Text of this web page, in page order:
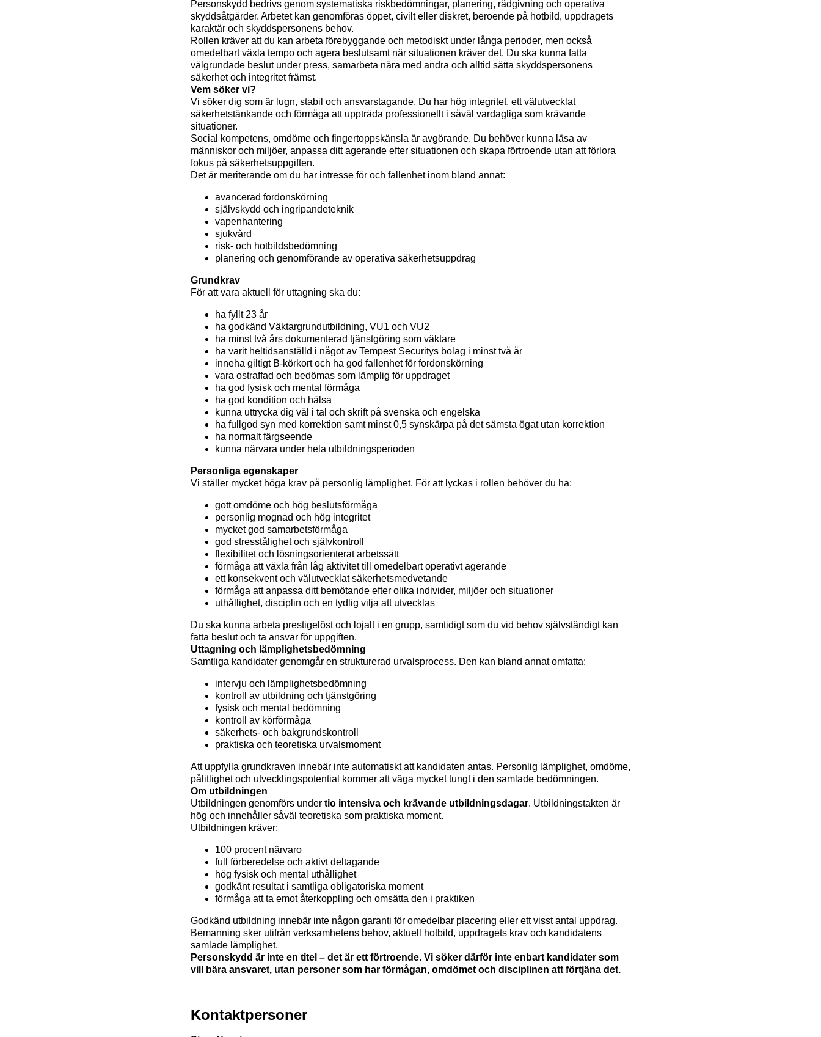
Personskydd bedrivs genom systematiska riskbedömningar, planering, rådgivning och operativa
skyddsåtgärder. Arbetet kan genomföras öppet, civilt eller diskret, beroende på hotbild, uppdragets
karaktär och skyddspersonens behov.
Rollen kräver att du kan arbeta förebyggande och metodiskt under långa perioder, men också
omedelbart växla tempo och agera beslutsamt när situationen kräver det. Du ska kunna fatta
välgrundade beslut under press, samarbeta nära med andra och alltid sätta skyddspersonens
säkerhet och integritet främst.
Vem söker vi?
Vi söker dig som är lugn, stabil och ansvarstagande. Du har hög integritet, ett välutvecklat
säkerhetstänkande och förmåga att uppträda professionellt i såväl vardagliga som krävande
situationer.
Social kompetens, omdöme och fingertoppskänsla är avgörande. Du behöver kunna läsa av
människor och miljöer, anpassa ditt agerande efter situationen och skapa förtroende utan att förlora
fokus på säkerhetsuppgiften.
Det är meriterande om du har intresse för och fallenhet inom bland annat:
avancerad fordonskörning
självskydd och ingripandeteknik
vapenhantering
sjukvård
risk- och hotbildsbedömning
planering och genomförande av operativa säkerhetsuppdrag
Grundkrav
För att vara aktuell för uttagning ska du:
ha fyllt 23 år
ha godkänd Väktargrundutbildning, VU1 och VU2
ha minst två års dokumenterad tjänstgöring som väktare
ha varit heltidsanställd i något av Tempest Securitys bolag i minst två år
inneha giltigt B-körkort och ha god fallenhet för fordonskörning
vara ostraffad och bedömas som lämplig för uppdraget
ha god fysisk och mental förmåga
ha god kondition och hälsa
kunna uttrycka dig väl i tal och skrift på svenska och engelska
ha fullgod syn med korrektion samt minst 0,5 synskärpa på det sämsta ögat utan korrektion
ha normalt färgseende
kunna närvara under hela utbildningsperioden
Personliga egenskaper
Vi ställer mycket höga krav på personlig lämplighet. För att lyckas i rollen behöver du ha:
gott omdöme och hög beslutsförmåga
personlig mognad och hög integritet
mycket god samarbetsförmåga
god stresstålighet och självkontroll
flexibilitet och lösningsorienterat arbetssätt
förmåga att växla från låg aktivitet till omedelbart operativt agerande
ett konsekvent och välutvecklat säkerhetsmedvetande
förmåga att anpassa ditt bemötande efter olika individer, miljöer och situationer
uthållighet, disciplin och en tydlig vilja att utvecklas
Du ska kunna arbeta prestigelöst och lojalt i en grupp, samtidigt som du vid behov självständigt kan
fatta beslut och ta ansvar för uppgiften.
Uttagning och lämplighetsbedömning
Samtliga kandidater genomgår en strukturerad urvalsprocess. Den kan bland annat omfatta:
intervju och lämplighetsbedömning
kontroll av utbildning och tjänstgöring
fysisk och mental bedömning
kontroll av körförmåga
säkerhets- och bakgrundskontroll
praktiska och teoretiska urvalsmoment
Att uppfylla grundkraven innebär inte automatiskt att kandidaten antas. Personlig lämplighet, omdöme,
pålitlighet och utvecklingspotential kommer att väga mycket tungt i den samlade bedömningen.
Om utbildningen
Utbildningen genomförs under tio intensiva och krävande utbildningsdagar. Utbildningstakten är
hög och innehåller såväl teoretiska som praktiska moment.
Utbildningen kräver:
100 procent närvaro
full förberedelse och aktivt deltagande
hög fysisk och mental uthållighet
godkänt resultat i samtliga obligatoriska moment
förmåga att ta emot återkoppling och omsätta den i praktiken
Godkänd utbildning innebär inte någon garanti för omedelbar placering eller ett visst antal uppdrag.
Bemanning sker utifrån verksamhetens behov, aktuell hotbild, uppdragets krav och kandidatens
samlade lämplighet.
Personskydd är inte en titel – det är ett förtroende. Vi söker därför inte enbart kandidater som
vill bära ansvaret, utan personer som har förmågan, omdömet och disciplinen att förtjäna det.
Kontaktpersoner